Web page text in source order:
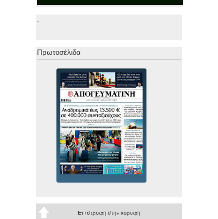
.
.
Πρωτοσέλιδα
Επιστροφή στην κορυφή